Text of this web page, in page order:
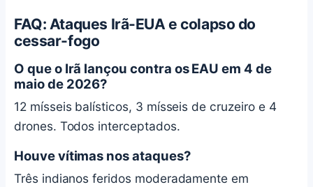
FAQ: Ataques Irã-EUA e colapso do
cessar-fogo
O que o Irã lançou contra os EAU em 4 de
maio de 2026?
12 mísseis balísticos, 3 mísseis de cruzeiro e 4
drones. Todos interceptados.
Houve vítimas nos ataques?
Três indianos feridos moderadamente em